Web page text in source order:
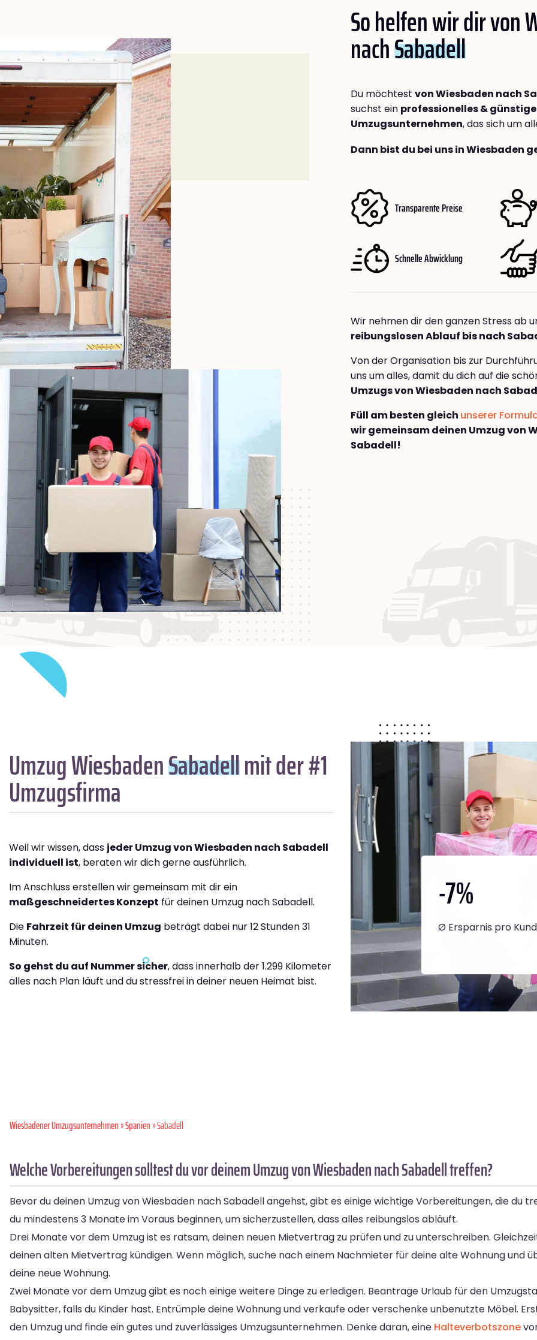
So helfen wir dir von
nachSabadell
Du möchtest von Wiesbaden nach
suchst ein professionelles &
Umzugsunternehmen, das sich um
Dann bist du bei uns in Wiesbaden
Transparente Preise
Schnelle Abwicklung
Wir nehmen dir den ganzen Stress ab
reibungslosen Ablauf bis nach
Von der Organisation bis zur
uns um alles, damit du dich auf die
Umzugs von Wiesbaden nach
Füll am besten gleich unserer
wir gemeinsam deinen Umzug von
Sabadell!
Umzug WiesbadenSabadellmit der #1
Umzugsfirma
Weil wir wissen, dass jeder Umzug von Wiesbaden nach Sabadell
individuell ist, beraten wir dich gerne ausführlich.
Im Anschluss erstellen wir gemeinsam mit dir ein
maßgeschneidertes Konzept für deinen Umzug nach Sabadell.
Die Fahrzeit für deinen Umzug beträgt dabei nur 12 Stunden 31
Minuten.
So gehst du auf Nummer sicher, dass innerhalb der 1.299 Kilometer
alles nach Plan läuft und du stressfrei in deiner neuen Heimat bist.
-7%
Ø Ersparnis pro
Wiesbadener Umzugsunternehmen»Spanien» Sabadell
Welche Vorbereitungen solltest du vor deinem Umzug von Wiesbaden nach Sabadell treffen?
Bevor du deinen Umzug von Wiesbaden nach Sabadell angehst, gibt es einige wichtige Vorbereitungen, die du
du mindestens 3 Monate im Voraus beginnen, um sicherzustellen, dass alles reibungslos abläuft.
Drei Monate vor dem Umzug ist es ratsam, deinen neuen Mietvertrag zu prüfen und zu unterschreiben.
deinen alten Mietvertrag kündigen. Wenn möglich, suche nach einem Nachmieter für deine alte Wohnung und
deine neue Wohnung.
Zwei Monate vor dem Umzug gibt es noch einige weitere Dinge zu erledigen. Beantrage Urlaub für den
Babysitter, falls du Kinder hast. Entrümple deine Wohnung und verkaufe oder verschenke unbenutzte Möbel.
den Umzug und finde ein gutes und zuverlässiges Umzugsunternehmen. Denke daran, eine Halteverbotszone